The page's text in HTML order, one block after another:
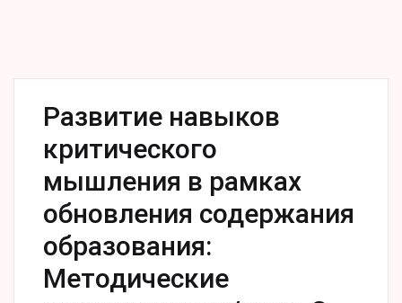
Развитие навыков
критического
мышления в рамках
обновления содержания
образования:
Методические